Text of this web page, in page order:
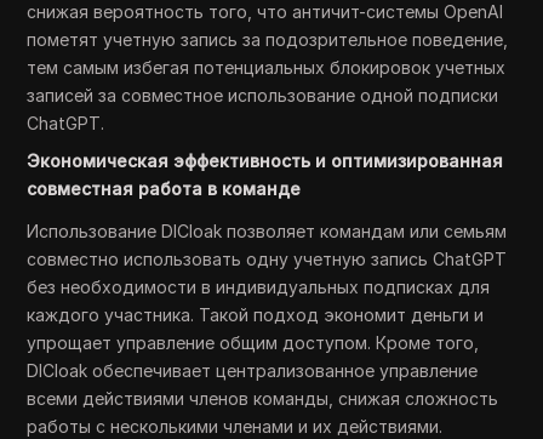
снижая вероятность того, что античит-системы OpenAI
пометят учетную запись за подозрительное поведение,
тем самым избегая потенциальных блокировок учетных
записей за совместное использование одной подписки
ChatGPT.
Экономическая эффективность и оптимизированная
совместная работа в команде
Использование DICloak позволяет командам или семьям
совместно использовать одну учетную запись ChatGPT
без необходимости в индивидуальных подписках для
каждого участника. Такой подход экономит деньги и
упрощает управление общим доступом. Кроме того,
DICloak обеспечивает централизованное управление
всеми действиями членов команды, снижая сложность
работы с несколькими членами и их действиями.